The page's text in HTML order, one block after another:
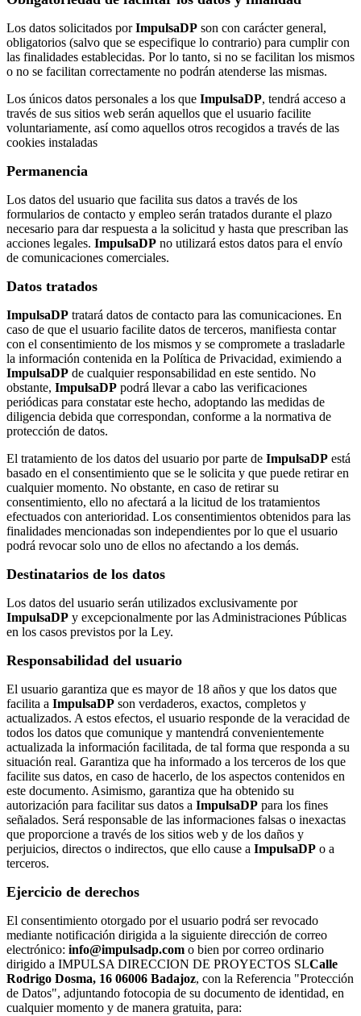
Los datos solicitados porImpulsaDP son con carácter general,
obligatorios (salvo que se especifique lo contrario) para cumplir con
las finalidades establecidas. Por lo tanto, si no se facilitan los mismos
o no se facilitan correctamente no podrán atenderse las mismas.
Los únicos datos personales a los que ImpulsaDP, tendrá acceso a
través de sus sitios web serán aquellos que el usuario facilite
voluntariamente, así como aquellos otros recogidos a través de las
cookies instaladas
Permanencia
Los datos del usuario que facilita sus datos a través de los
formularios de contacto y empleo serán tratados durante el plazo
necesario para dar respuesta a la solicitud y hasta que prescriban las
acciones legales. ImpulsaDP no utilizará estos datos para el envío
de comunicaciones comerciales.
Datos tratados
ImpulsaDP tratará datos de contacto para las comunicaciones. En
caso de que el usuario facilite datos de terceros, manifiesta contar
con el consentimiento de los mismos y se compromete a trasladarle
la información contenida en la Política de Privacidad, eximiendo a
ImpulsaDP de cualquier responsabilidad en este sentido. No
obstante, ImpulsaDP podrá llevar a cabo las verificaciones
periódicas para constatar este hecho, adoptando las medidas de
diligencia debida que correspondan, conforme a la normativa de
protección de datos.
El tratamiento de los datos del usuario por parte de ImpulsaDP está
basado en el consentimiento que se le solicita y que puede retirar en
cualquier momento. No obstante, en caso de retirar su
consentimiento, ello no afectará a la licitud de los tratamientos
efectuados con anterioridad. Los consentimientos obtenidos para las
finalidades mencionadas son independientes por lo que el usuario
podrá revocar solo uno de ellos no afectando a los demás.
Destinatarios de los datos
Los datos del usuario serán utilizados exclusivamente por
ImpulsaDP y excepcionalmente por las Administraciones Públicas
en los casos previstos por la Ley.
Responsabilidad del usuario
El usuario garantiza que es mayor de 18 años y que los datos que
facilita a ImpulsaDP son verdaderos, exactos, completos y
actualizados. A estos efectos, el usuario responde de la veracidad de
todos los datos que comunique y mantendrá convenientemente
actualizada la información facilitada, de tal forma que responda a su
situación real. Garantiza que ha informado a los terceros de los que
facilite sus datos, en caso de hacerlo, de los aspectos contenidos en
este documento. Asimismo, garantiza que ha obtenido su
autorización para facilitar sus datos a ImpulsaDP para los fines
señalados. Será responsable de las informaciones falsas o inexactas
que proporcione a través de los sitios web y de los daños y
perjuicios, directos o indirectos, que ello cause a ImpulsaDP o a
terceros.
Ejercicio de derechos
El consentimiento otorgado por el usuario podrá ser revocado
mediante notificación dirigida a la siguiente dirección de correo
electrónico: info@impulsadp.com o bien por correo ordinario
dirigido a IMPULSA DIRECCION DE PROYECTOS SLCalle
Rodrigo Dosma, 16 06006 Badajoz, con la Referencia "Protección
de Datos", adjuntando fotocopia de su documento de identidad, en
cualquier momento y de manera gratuita, para: